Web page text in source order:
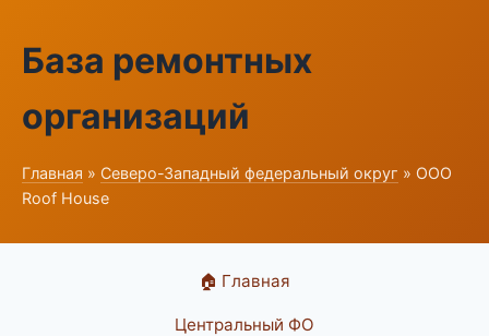
База ремонтных
организаций
Главная » Северо-Западный федеральный округ » ООО
Roof House
🏠 Главная
Центральный ФО